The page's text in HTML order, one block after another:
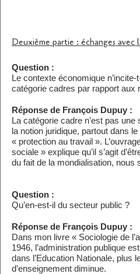
Deuxième partie : échanges avec
Question :
Le contexte économique
catégorie cadres par rapport aux
Réponse de François Dupuy :
La catégorie cadre n’est pas
la notion juridique, partout dans
« protection au travail ».
sociale » explique qu’il s’agit
du fait de la mondialisation, nous
Question :
Qu’en-est-il du secteur public ?
Réponse de François Dupuy :
Dans mon livre « Sociologie de
1946, l’administration publique
dans l’Education Nationale, plus
d’enseignement diminue.